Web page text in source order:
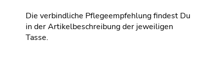
Die verbindliche Pflegeempfehlung findest Du
in der Artikelbeschreibung der jeweiligen
Tasse.